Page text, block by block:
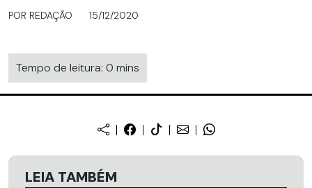
POR REDAÇÃO 15/12/2020
Tempo de leitura: 0 mins
LEIA TAMBÉM